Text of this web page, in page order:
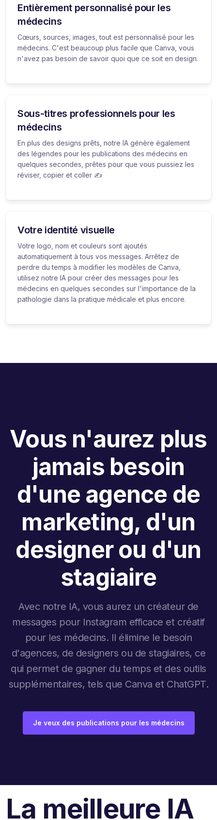
Entièrement personnalisé pour les
médecins
Cœurs, sources, images, tout est personnalisé pour les
médecins. C'est beaucoup plus facile que Canva, vous
n'avez pas besoin de savoir quoi que ce soit en design.
Sous-titres professionnels pour les
médecins
En plus des designs prêts, notre IA génère également
des légendes pour les publications des médecins en
quelques secondes, prêtes pour que vous puissiez les
réviser, copier et coller ✍️
Votre identité visuelle
Votre logo, nom et couleurs sont ajoutés
automatiquement à tous vos messages. Arrêtez de
perdre du temps à modifier les modèles de Canva,
utilisez notre IA pour créer des messages pour les
médecins en quelques secondes sur l'importance de la
pathologie dans la pratique médicale et plus encore.
Vous n'aurez plus
jamais besoin
d'une agence de
marketing, d'un
designer ou d'un
stagiaire
Avec notre IA, vous aurez un créateur de
messages pour Instagram efficace et créatif
pour les médecins. Il élimine le besoin
d'agences, de designers ou de stagiaires, ce
qui permet de gagner du temps et des outils
supplémentaires, tels que Canva et ChatGPT.
Je veux des publications pour les médecins
La meilleure IA